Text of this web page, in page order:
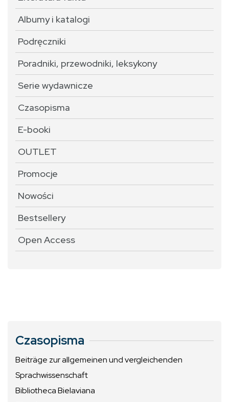
Albumy i katalogi
Podręczniki
Poradniki, przewodniki, leksykony
Serie wydawnicze
Czasopisma
E-booki
OUTLET
Promocje
Nowości
Bestsellery
Open Access
Czasopisma
Beiträge zur allgemeinen und vergleichenden
Sprachwissenschaft
Bibliotheca Bielaviana